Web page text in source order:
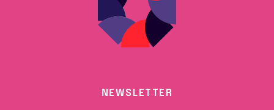
NEWSLETTER